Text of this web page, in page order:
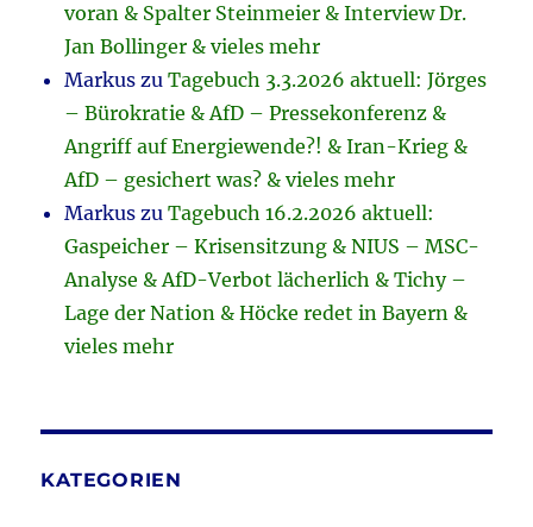
voran & Spalter Steinmeier & Interview Dr.
Jan Bollinger & vieles mehr
Markus zuTagebuch 3.3.2026 aktuell: Jörges
– Bürokratie & AfD – Pressekonferenz &
Angriff auf Energiewende?! & Iran-Krieg &
AfD – gesichert was? & vieles mehr
Markus zuTagebuch 16.2.2026 aktuell:
Gaspeicher – Krisensitzung & NIUS – MSC-
Analyse & AfD-Verbot lächerlich & Tichy –
Lage der Nation & Höcke redet in Bayern &
vieles mehr
KATEGORIEN